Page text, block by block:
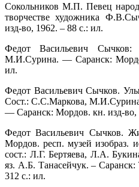
Сокольников М.П. Певец
творчестве художника
изд-во, 1962. – 88 с.: ил.
Федот Васильевич
М.И.Сурина. — Саранск:
ил.
Федот Васильевич Сычков.
Сост.: С.С.Маркова,
— Саранск: Мордов. кн. изд-во,
Федот Васильевич Сычков.
Мордов. респ. музей изобраз.
сост.: Л.Г. Бертяева, Л.А.
яз. А.Б. Танасейчук. –
312 с.: ил.